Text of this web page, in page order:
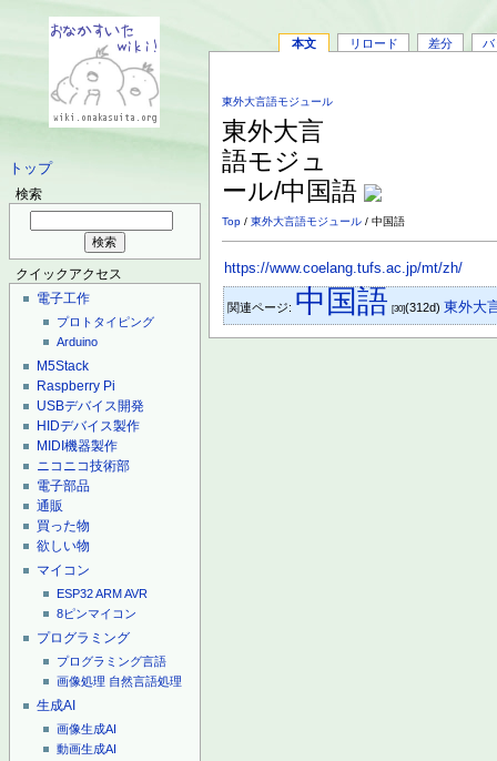
トップ
検索
クイックアクセス
電子工作
プロトタイピング
Arduino
M5Stack
Raspberry Pi
USBデバイス開発
HIDデバイス製作
MIDI機器製作
ニコニコ技術部
電子部品
通販
買った物
欲しい物
マイコン
ESP32ARMAVR
8ピンマイコン
プログラミング
プログラミング言語
画像処理 自然言語処理
生成AI
画像生成AI
動画生成AI
本文 リロード 差分 バ
東外大言語モジュール
東外大言
語モジュ
ール/中国語
Top /東外大言語モジュール / 中国語
https://www.coelang.tufs.ac.jp/mt/zh/
関連ページ: 中国語 [30](312d)東外大